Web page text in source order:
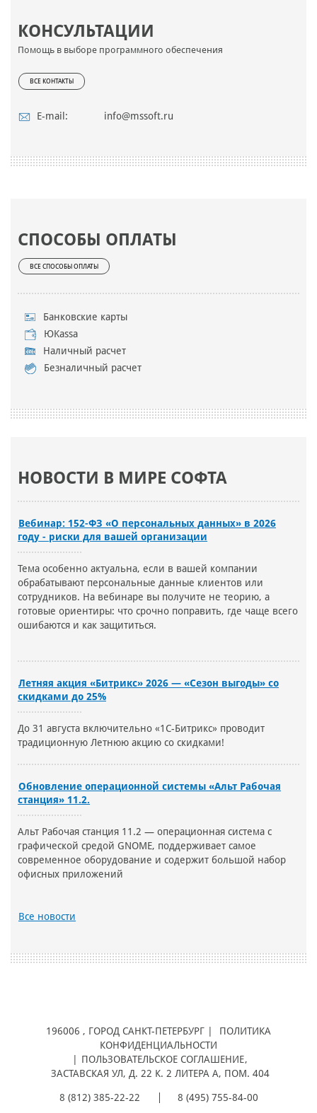
КОНСУЛЬТАЦИИ
Помощь в выборе программного обеспечения
ВСЕ КОНТАКТЫ
E-mail: info@mssoft.ru
СПОСОБЫ ОПЛАТЫ
ВСЕ СПОСОБЫ ОПЛАТЫ
Банковские карты
ЮKassa
Наличный расчет
Безналичный расчет
НОВОСТИ В МИРЕ СОФТА
Вебинар: 152-ФЗ «О персональных данных» в 2026
году - риски для вашей организации
Тема особенно актуальна, если в вашей компании
обрабатывают персональные данные клиентов или
сотрудников. На вебинаре вы получите не теорию, а
готовые ориентиры: что срочно поправить, где чаще всего
ошибаются и как защититься.
Летняя акция «Битрикс» 2026 — «Сезон выгоды» со
скидками до 25%
До 31 августа включительно «1С-Битрикс» проводит
традиционную Летнюю акцию со скидками!
Обновление операционной системы «Альт Рабочая
станция» 11.2.
Альт Рабочая станция 11.2 — операционная система с
графической средой GNOME, поддерживает самое
современное оборудование и содержит большой набор
офисных приложений
Все новости
196006 , ГОРОД САНКТ-ПЕТЕРБУРГ |
ПОЛИТИКА
КОНФИДЕНЦИАЛЬНОСТИ
ПОЛЬЗОВАТЕЛЬСКОЕ СОГЛАШЕНИЕ,
ЗАСТАВСКАЯ УЛ, Д. 22 К. 2 ЛИТЕРА А, ПОМ. 404
8 (812) 385-22-22 8 (495) 755-84-00